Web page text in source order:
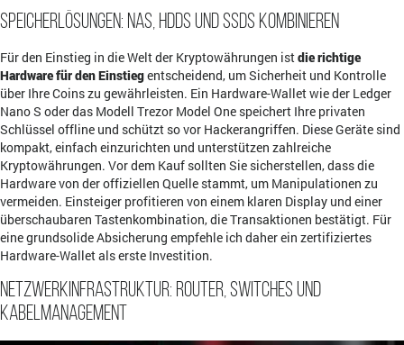
Speicherlösungen: NAS, HDDs und SSDs kombinieren
Für den Einstieg in die Welt der Kryptowährungen istdie richtige
Hardware für den Einstiegentscheidend, um Sicherheit und Kontrolle
über Ihre Coins zu gewährleisten. Ein Hardware-Wallet wie der Ledger
Nano S oder das Modell Trezor Model One speichert Ihre privaten
Schlüssel offline und schützt so vor Hackerangriffen. Diese Geräte sind
kompakt, einfach einzurichten und unterstützen zahlreiche
Kryptowährungen. Vor dem Kauf sollten Sie sicherstellen, dass die
Hardware von der offiziellen Quelle stammt, um Manipulationen zu
vermeiden. Einsteiger profitieren von einem klaren Display und einer
überschaubaren Tastenkombination, die Transaktionen bestätigt. Für
eine grundsolide Absicherung empfehle ich daher ein zertifiziertes
Hardware-Wallet als erste Investition.
Netzwerkinfrastruktur: Router, Switches und
Kabelmanagement